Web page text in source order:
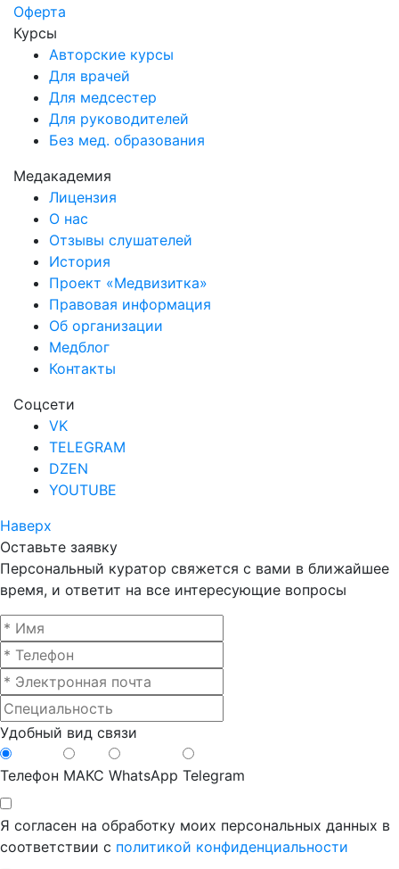
Оферта
Курсы
Авторские курсы
Для врачей
Для медсестер
Для руководителей
Без мед. образования
Медакадемия
Лицензия
О нас
Отзывы слушателей
История
Проект «Медвизитка»
Правовая информация
Об организации
Медблог
Контакты
Соцсети
VK
TELEGRAM
DZEN
YOUTUBE
Наверх
Оставьте заявку
Персональный куратор свяжется с вами в ближайшее
время, и ответит на все интересующие вопросы
Удобный вид связи
Телефон МАКС WhatsApp Telegram
Я согласен на обработку моих персональных данных в
соответствии с политикой конфиденциальности